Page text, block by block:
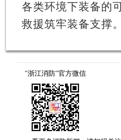
各类环境下装备的
救援筑牢装备支撑。
"浙江消防"官方微信